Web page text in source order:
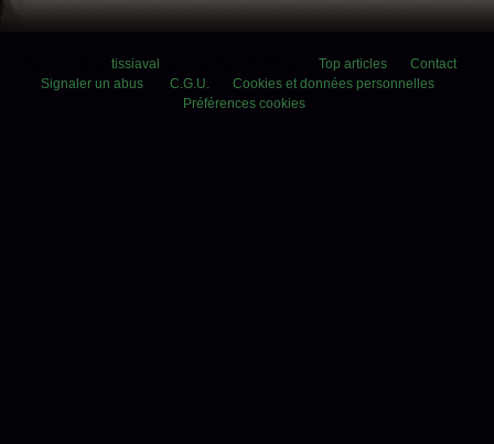
tissiaval Top articles
Contact
Signaler un abus
C.G.U.
Cookies et données personnelles
Préférences cookies